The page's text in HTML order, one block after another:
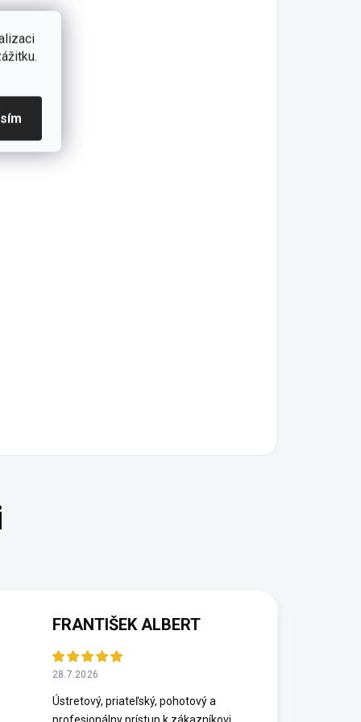
FRANTIŠEK ALBERT
28.7.2026
Ústretový, priateľský, pohotový a